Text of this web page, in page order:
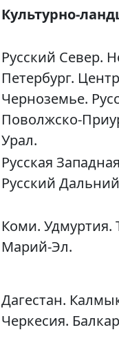
Культурно-
Русский Север.
Петербург.
Черноземье.
Поволжско-
Урал.
Русская
Русский
Коми. Удмуртия.
Марий-Эл.
Дагестан.
Черкесия.